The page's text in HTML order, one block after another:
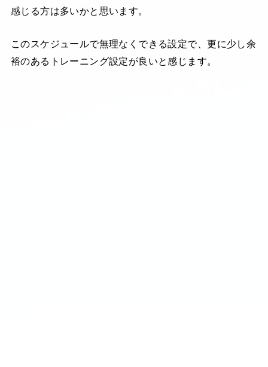
感じる方は多いかと思います。
このスケジュールで無理なくできる設定で、更に少し余
裕のあるトレーニング設定が良いと感じます。